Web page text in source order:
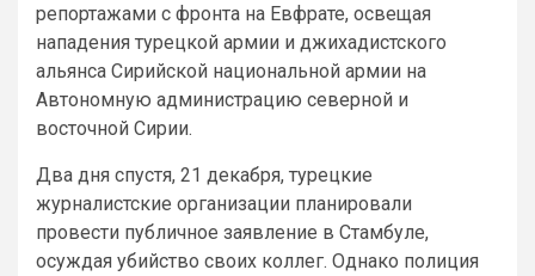
репортажами с фронта на Евфрате, освещая
нападения турецкой армии и джихадистского
альянса Сирийской национальной армии на
Автономную администрацию северной и
восточной Сирии.
Два дня спустя, 21 декабря, турецкие
журналистские организации планировали
провести публичное заявление в Стамбуле,
осуждая убийство своих коллег. Однако полиция